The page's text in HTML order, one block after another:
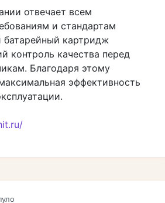
отвечает всем
и стандартам
картридж
контроль качества перед
Благодаря этому
эффективность